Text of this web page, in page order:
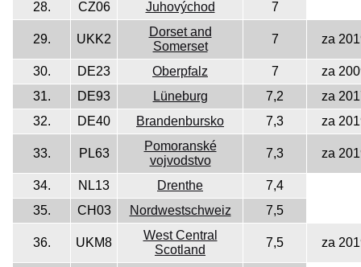
28.
CZ06 Juhovýchod 7
29. UKK2
Dorset and
Somerset
7 za
30. DE23 Oberpfalz 7
za
31.
DE93 Lüneburg 7,2
za
32.
DE40 Brandenbursko 7,3 za
33. PL63
Pomoranské
vojvodstvo
7,3 za
34. NL13 Drenthe
7,4
35.
CH03 Nordwestschweiz 7,5
36. UKM8
West Central
Scotland
7,5 za